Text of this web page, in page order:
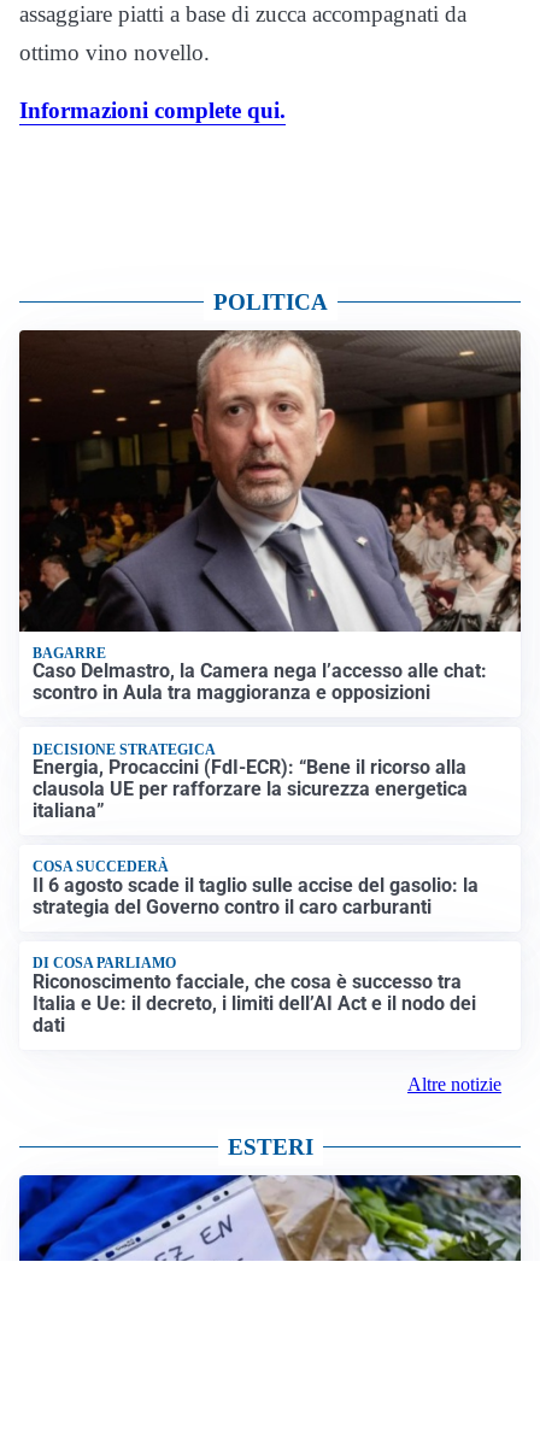
assaggiare piatti a base di zucca accompagnati da
ottimo vino novello.
Informazioni complete qui.
POLITICA
BAGARRE
Caso Delmastro, la Camera nega l’accesso alle chat:
scontro in Aula tra maggioranza e opposizioni
DECISIONE STRATEGICA
Energia, Procaccini (FdI-ECR): “Bene il ricorso alla
clausola UE per rafforzare la sicurezza energetica
italiana”
COSA SUCCEDERÀ
Il 6 agosto scade il taglio sulle accise del gasolio: la
strategia del Governo contro il caro carburanti
DI COSA PARLIAMO
Riconoscimento facciale, che cosa è successo tra
Italia e Ue: il decreto, i limiti dell’AI Act e il nodo dei
dati
Altre notizie
ESTERI